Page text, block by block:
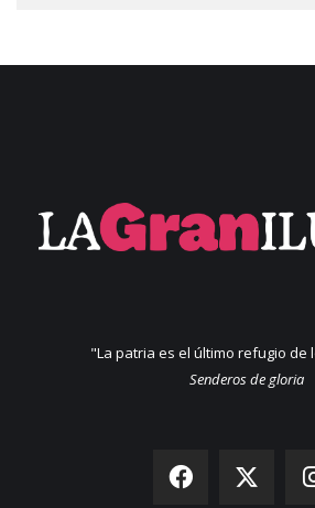
"La patria es el último refugio de
Senderos de gloria